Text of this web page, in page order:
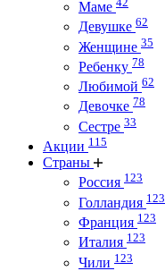
Маме
Девушке 62
Женщине 35
Ребенку 78
Любимой 62
Девочке 78
Сестре 33
Акции 115
Страны
Россия 123
Голландия 123
Франция 123
Италия 123
Чили 123